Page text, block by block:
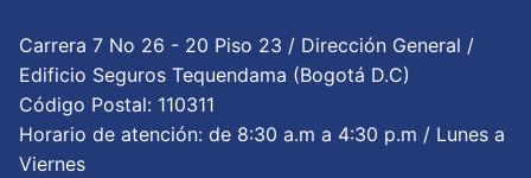
Carrera 7 No 26 - 20 Piso 23 / Dirección General /
Edificio Seguros Tequendama (Bogotá D.C)
Código Postal: 110311
Horario de atención: de 8:30 a.m a 4:30 p.m / Lunes a
Viernes